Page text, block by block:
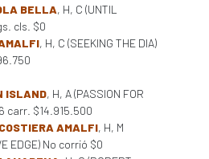
BELLA, H, C (UNTIL
cls. $0
, H, C (SEEKING THE DIA)
ISLAND, H, A (PASSION FOR
carr. $14.915.500
AMALFI, H, M
EDGE) No corrió $0